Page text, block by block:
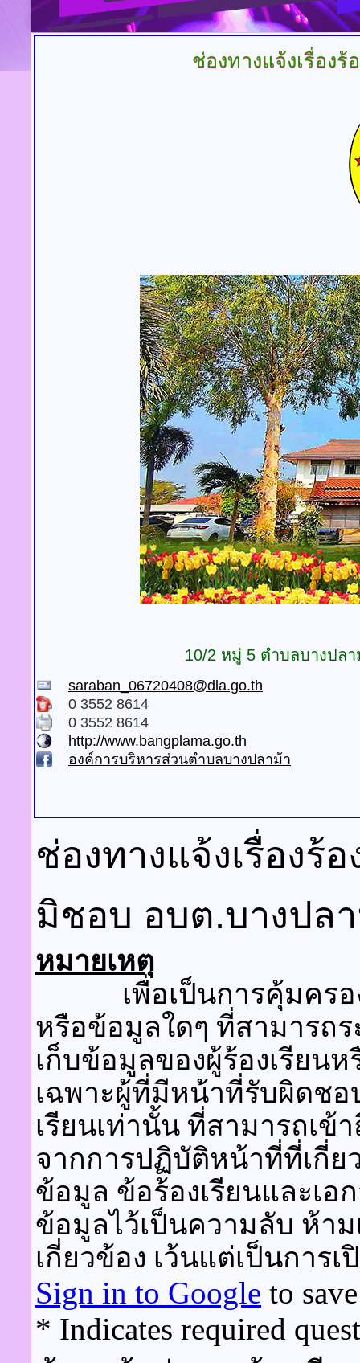
ช่องทางแจ้งเรื่องร้
10/2 หมู่ 5 ตำบลบางปล
saraban_06720408@dla.go.th
0 3552 8614
0 3552 8614
http://www.bangplama.go.th
องค์การบริหารส่วนตำบลบางปลาม้า